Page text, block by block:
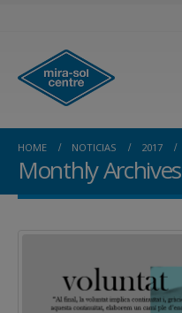
HOME NOTICIAS 2017
Monthly